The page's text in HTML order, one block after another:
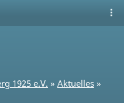
1925 e.V. » Aktuelles »